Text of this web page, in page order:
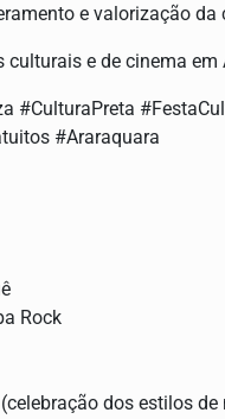
e valorização da
e de cinema
#CulturaPreta
#Araraquara
Rock
dos estilos